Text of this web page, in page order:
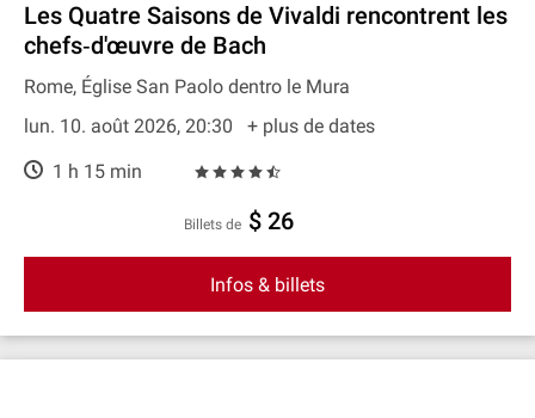
Les Quatre Saisons de Vivaldi rencontrent les
chefs‐d'œuvre de Bach
Rome, Église San Paolo dentro le Mura
lun. 10. août 2026, 20:30
+ plus de dates
1 h 15 min
Billets de $ 26
Infos & billets